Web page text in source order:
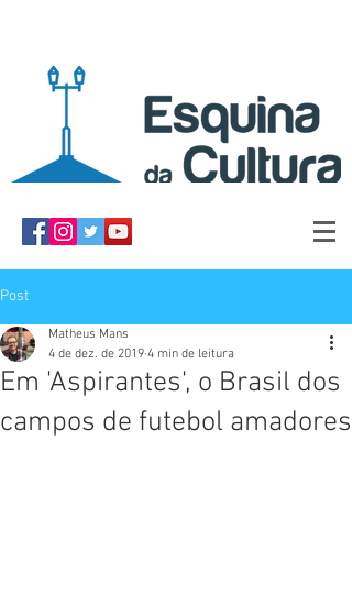
Post
Em 'Aspirantes', o Brasil dos
campos de futebol amadores
Matheus Mans
4 de dez. de 2019 4 min de leitura